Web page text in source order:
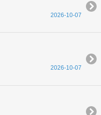
2026-10-07
2026-10-07